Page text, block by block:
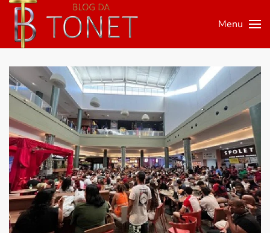
Skip to main content
Menu